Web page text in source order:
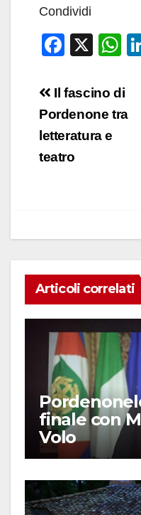
Condividi
F
c
e
b
o
X
at
s
articoli
Il fascino di
Pordenone tra
letteratura e
teatro
Articoli correlati
finale con
Volo